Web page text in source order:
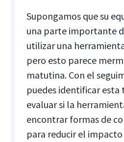
Supongamos que su
una parte importante
utilizar una
pero esto parece
matutina. Con el
puedes identificar esta
evaluar si la
encontrar formas de
para reducir el